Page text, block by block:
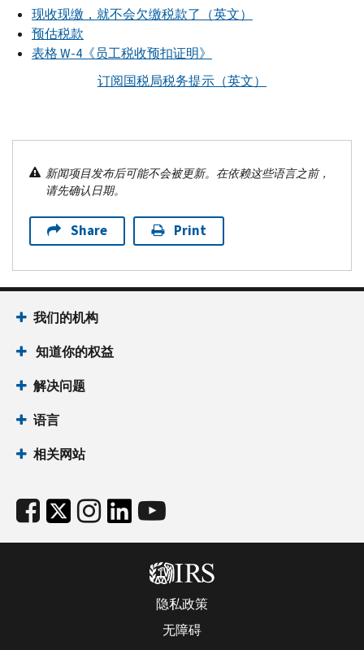
现收现缴，就不会欠缴税款了（英文）
预估税款
表格W-4《员工税收预扣证明》
订阅国税局税务提示（英文）
新闻项目发布后可能不会被更新。在依赖这些语言之前，
请先确认日期。
Share Print
我们的机构
知道你的权益
解决问题
语言
相关网站
隐私政策
无障碍